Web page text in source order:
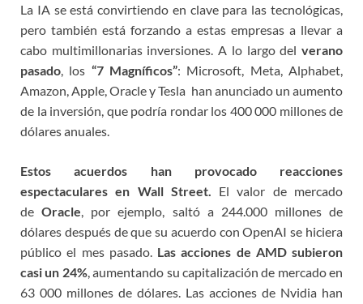
La IA se está convirtiendo en clave para las tecnológicas,
pero también está forzando a estas empresas a llevar a
cabo multimillonarias inversiones. A lo largo del verano
pasado, los “7 Magníficos”: Microsoft, Meta, Alphabet,
Amazon, Apple, Oracle y Tesla han anunciado un aumento
de la inversión, que podría rondar los 400 000 millones de
dólares anuales.
Estos acuerdos han provocado reacciones
espectaculares en Wall Street. El valor de mercado
deOracle, por ejemplo, saltó a 244.000 millones de
dólares después de que su acuerdo con OpenAI se hiciera
público el mes pasado. Las acciones de AMD subieron
casi un 24%, aumentando su capitalización de mercado en
63 000 millones de dólares. Las acciones de Nvidia han